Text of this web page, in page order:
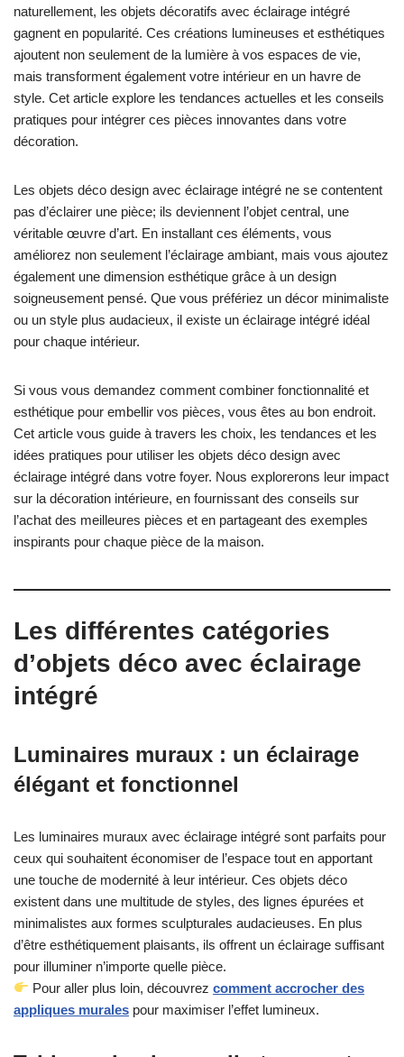
naturellement, les objets décoratifs avec éclairage intégré
gagnent en popularité. Ces créations lumineuses et esthétiques
ajoutent non seulement de la lumière à vos espaces de vie,
mais transforment également votre intérieur en un havre de
style. Cet article explore les tendances actuelles et les conseils
pratiques pour intégrer ces pièces innovantes dans votre
décoration.
Les objets déco design avec éclairage intégré ne se contentent
pas d’éclairer une pièce; ils deviennent l’objet central, une
véritable œuvre d’art. En installant ces éléments, vous
améliorez non seulement l’éclairage ambiant, mais vous ajoutez
également une dimension esthétique grâce à un design
soigneusement pensé. Que vous préfériez un décor minimaliste
ou un style plus audacieux, il existe un éclairage intégré idéal
pour chaque intérieur.
Si vous vous demandez comment combiner fonctionnalité et
esthétique pour embellir vos pièces, vous êtes au bon endroit.
Cet article vous guide à travers les choix, les tendances et les
idées pratiques pour utiliser les objets déco design avec
éclairage intégré dans votre foyer. Nous explorerons leur impact
sur la décoration intérieure, en fournissant des conseils sur
l’achat des meilleures pièces et en partageant des exemples
inspirants pour chaque pièce de la maison.
Les différentes catégories
d’objets déco avec éclairage
intégré
Luminaires muraux : un éclairage
élégant et fonctionnel
Les luminaires muraux avec éclairage intégré sont parfaits pour
ceux qui souhaitent économiser de l’espace tout en apportant
une touche de modernité à leur intérieur. Ces objets déco
existent dans une multitude de styles, des lignes épurées et
minimalistes aux formes sculpturales audacieuses. En plus
d’être esthétiquement plaisants, ils offrent un éclairage suffisant
pour illuminer n’importe quelle pièce.
Pour aller plus loin, découvrezcomment accrocher des
appliques murales pour maximiser l’effet lumineux.